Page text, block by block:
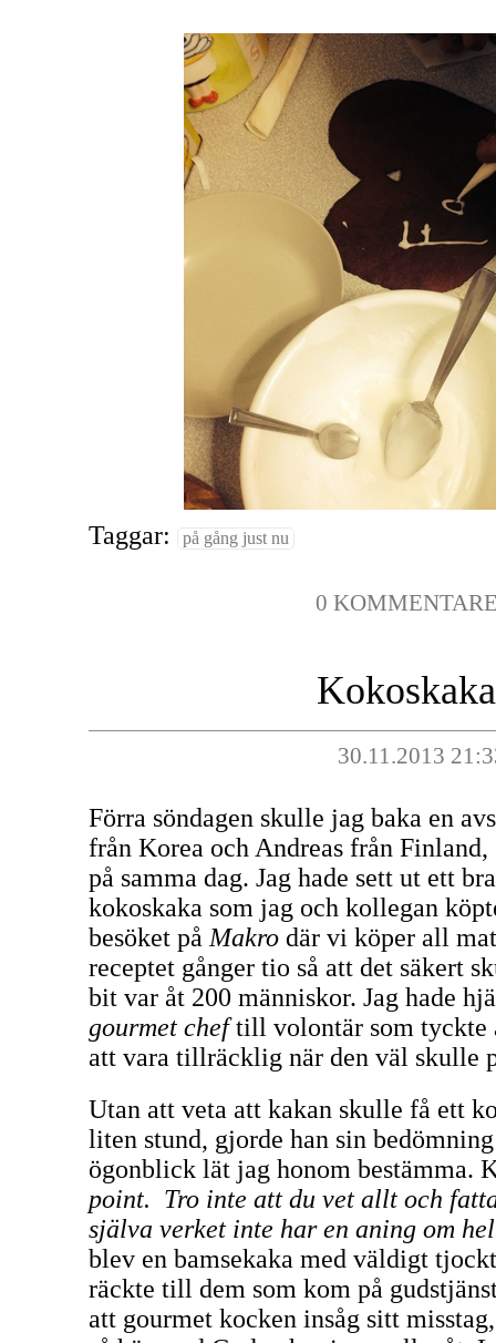
Taggar: på gång just nu
0
30.11.2013
Förra söndagen skulle jag baka en
från Korea och Andreas från Finland,
på samma dag. Jag hade sett ut ett
kokoskaka som jag och kollegan
besöket på Makro där vi köper all
receptet gånger tio så att det säkert
bit var åt 200 människor. Jag hade
gourmet cheftill volontär som tyckte
att vara tillräcklig när den väl skulle
Utan att veta att kakan skulle få ett
liten stund, gjorde han sin
ögonblick lät jag honom bestämma.
point. Tro inte att du vet allt och
själva verket inte har en aning om
blev en bamsekaka med väldigt
räckte till dem som kom på
att gourmet kocken insåg sitt